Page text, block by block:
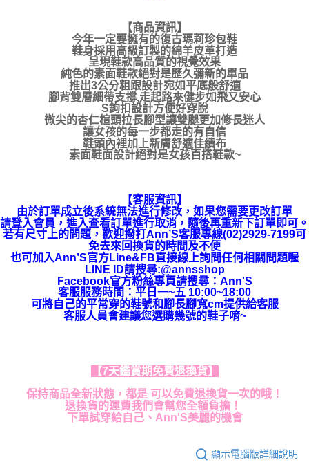
【商品資訊】
今年一定要擁有的復古瑪莉珍包鞋
鞋身採用高級訂製的綿羊皮革打造
呈現鞋款高品質的視覺效果
純色的素面鞋款絕對是歷久彌新的單品
推出3公分粗跟設計宛如平底般舒適
腳背雙層細帶支撐,走起路來健步如飛又安心
S鉤扣設計方便好穿脫
微尖的杏仁楦頭拉長腳型讓雙腿更加修長迷人
讓女孩的每一步都走的有自信
鞋頭內裡加上新膚舒適佳績布
素面鞋面設計絕對是女孩百搭鞋款~
【客服資訊】
由於訂單成立後系統無法進行修改，如果您需要更改訂單
請登入會員，進入查看訂單進行取消，隨後再重新下訂單即可。
若有尺寸上的問題，歡迎撥打Ann’S客服專線(02)2929-7199可
免去來回換貨的時間及不便
也可加入Ann’S官方Line&FB直接線上詢問任何相關問題喔
LINE ID請搜尋:@annsshop
Facebook官方粉絲專頁請搜尋：Ann'S
客服服務時間：平日一~五 10:00~18:00
可將自己的平常穿的鞋號和腳長腳寬cm提供給客服
客服人員會建議您選購幾號的鞋子唷~
【7天鑑賞期免費退換貨】
保持商品全新狀態，都是 可以免費退換貨一次的哦！
退換貨的運費我們會幫您全額負擔！
下單試穿給自己、Ann'S美麗的機會
顯示電腦版詳細說明